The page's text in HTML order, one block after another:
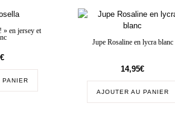
» en jersey et
€
PANIER
Jupe Rosaline en lycra blanc
14,95€
AJOUTER AU PANIER